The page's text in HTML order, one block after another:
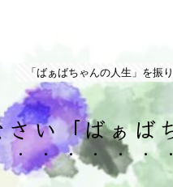
「ばぁばちゃんの人生」を振
さい「ばぁ